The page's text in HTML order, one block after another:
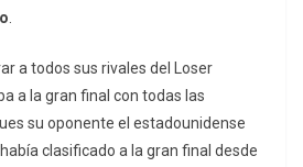
a todos sus rivales del Loser
a la gran final con todas las
su oponente el estadounidense
clasificado a la gran final desde